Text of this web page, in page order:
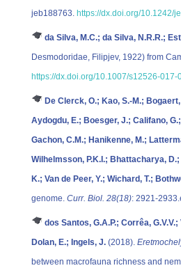
jeb188763. https://dx.doi.org/10.1242/
da Silva, M.C.; da Silva, N.R.R.;
Desmodoridae, Filipjev, 1922) from
https://dx.doi.org/10.1007/s12526-017-
De Clerck, O.; Kao, S.-M.;
Aydogdu, E.; Boesger, J.; Califano,
Gachon, C.M.; Hanikenne, M.;
Wilhelmsson, P.K.I.; Bhattacharya,
K.; Van de Peer, Y.; Wichard, T.;
genome. Curr. Biol. 28(18): 2921-
dos Santos, G.A.P.; Corrêa,
Dolan, E.; Ingels, J. (2018).
between macrofauna richness and